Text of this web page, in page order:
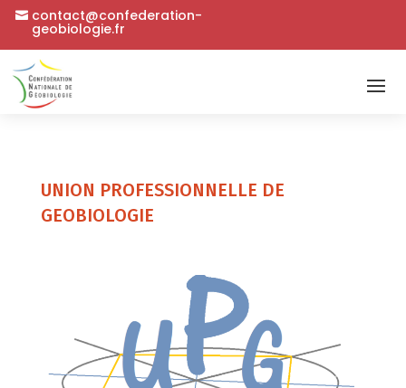
contact@confederation-
geobiologie.fr
UNION PROFESSIONNELLE DE
GEOBIOLOGIE
Précédent